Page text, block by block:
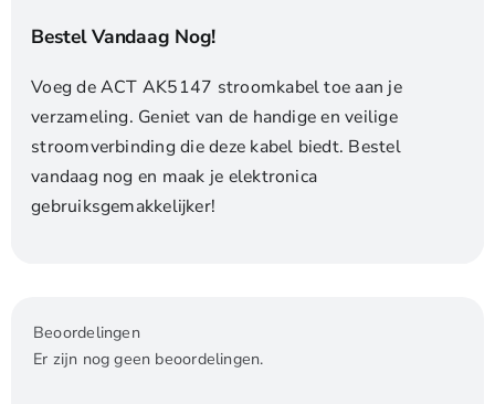
Bestel Vandaag Nog!
Voeg de ACT AK5147 stroomkabel toe aan je
verzameling. Geniet van de handige en veilige
stroomverbinding die deze kabel biedt. Bestel
vandaag nog en maak je elektronica
gebruiksgemakkelijker!
Beoordelingen
Er zijn nog geen beoordelingen.